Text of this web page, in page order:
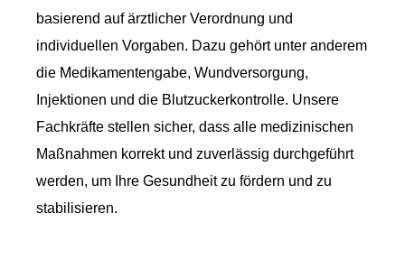
basierend auf ärztlicher Verordnung und
individuellen Vorgaben. Dazu gehört unter anderem
die Medikamentengabe, Wundversorgung,
Injektionen und die Blutzuckerkontrolle. Unsere
Fachkräfte stellen sicher, dass alle medizinischen
Maßnahmen korrekt und zuverlässig durchgeführt
werden, um Ihre Gesundheit zu fördern und zu
stabilisieren.